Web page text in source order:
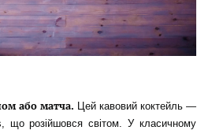
або матча. Цей кавовий коктейль —
що розійшовся світом. У класичному